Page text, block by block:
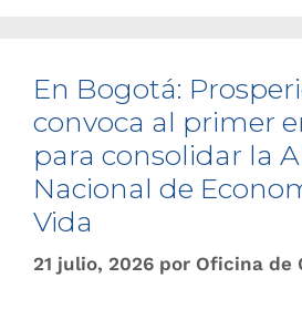
En Bogotá:
convoca al primer
para consolidar la
Nacional de
Vida
21 julio, 2026 por Oficina de